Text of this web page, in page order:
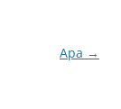
Apa →